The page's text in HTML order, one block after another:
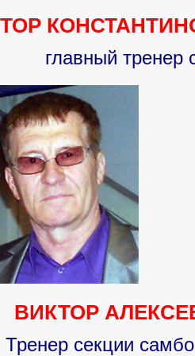
главный тренер
ВИКТОР
Тренер секции